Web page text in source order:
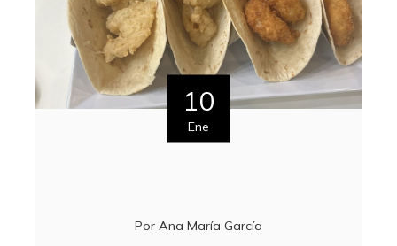
10
Ene
Por Ana María García